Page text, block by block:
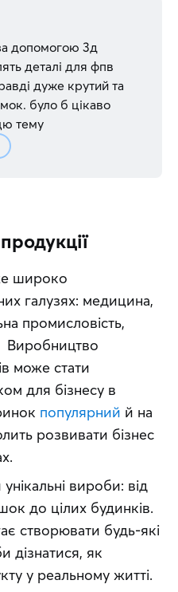
допомогою 3д
деталі для фпв
дуже крутий та
було б цікаво
тему
широко
галузях: медицина,
промисловість,
Виробництво
може стати
для бізнесу в
популярний й на
розвивати бізнес
вироби: від
до цілих будинків.
створювати будь-які
дізнатися, як
у реальному житті.